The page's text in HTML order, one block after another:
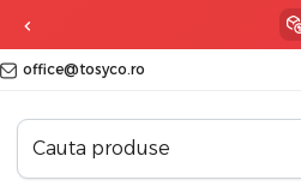
office@tosyco.ro